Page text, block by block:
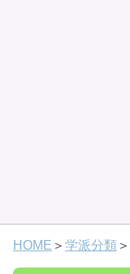
HOME ＞ 学派分類 ＞